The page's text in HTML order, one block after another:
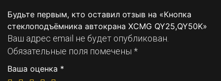
Будьте первым, кто оставил отзыв на «Кнопка
стеклоподъёмника автокрана XCMG QY25,QY50K»
Ваш адрес email не будет опубликован.
Обязательные поля помечены *
Ваша оценка *